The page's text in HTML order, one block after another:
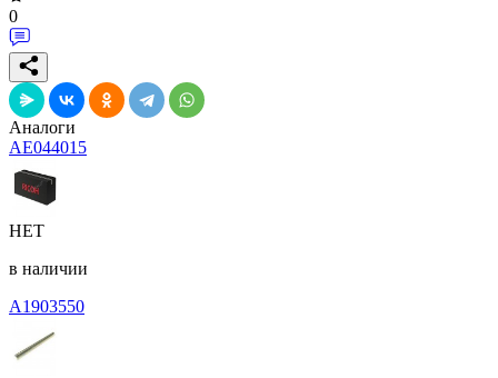
0
Аналоги
AE044015
НЕТ
в наличии
A1903550